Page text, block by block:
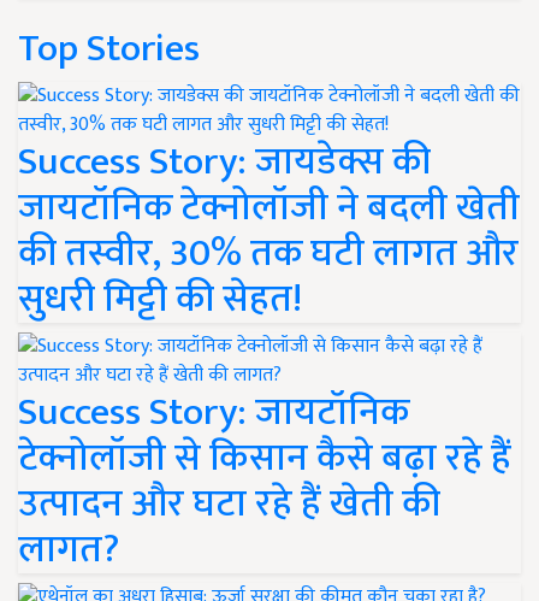
Top Stories
Success Story: जायडेक्स की
जायटॉनिक टेक्नोलॉजी ने बदली खेती
की तस्वीर, 30% तक घटी लागत और
सुधरी मिट्टी की सेहत!
Success Story: जायटॉनिक
टेक्नोलॉजी से किसान कैसे बढ़ा रहे हैं
उत्पादन और घटा रहे हैं खेती की
लागत?